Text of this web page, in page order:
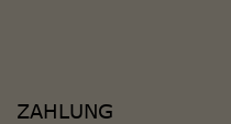
ZAHLUNG